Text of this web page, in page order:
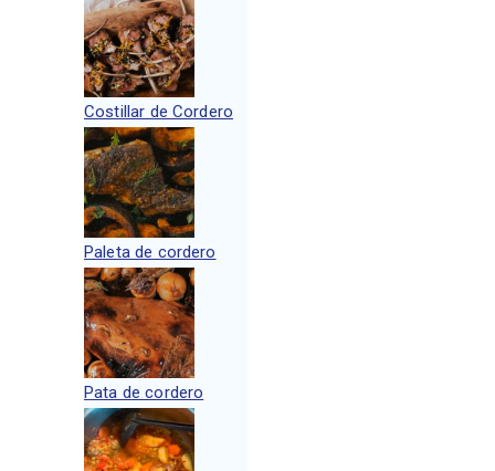
Costillar de Cordero
Paleta de cordero
Pata de cordero